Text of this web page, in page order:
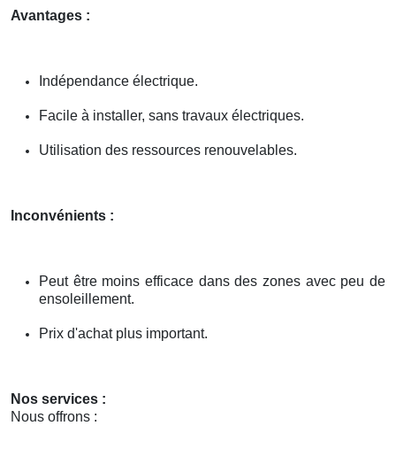
Avantages :
Indépendance électrique.
Facile à installer, sans travaux électriques.
Utilisation des ressources renouvelables.
Inconvénients :
Peut être moins efficace dans des zones avec peu de
ensoleillement.
Prix d'achat plus important.
Nos services :
Nous offrons :